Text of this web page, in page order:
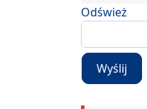
Odśwież
Wyślij